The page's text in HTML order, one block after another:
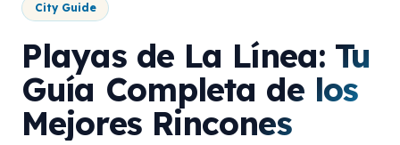
City Guide
Playas de La Línea: Tu
Guía Completa de los
Mejores Rincones